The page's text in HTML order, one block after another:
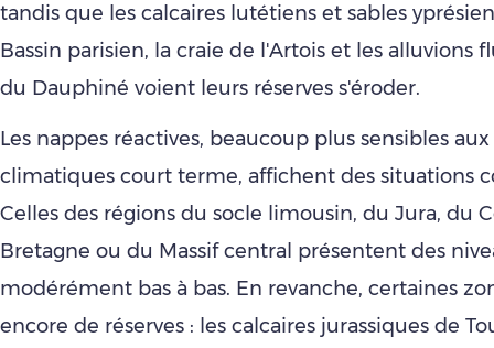
tandis que les calcaires lutétiens et sables
Bassin parisien, la craie de l'Artois et les alluvions
du Dauphiné voient leurs réserves s'éroder.
Les nappes réactives, beaucoup plus sensibles
climatiques court terme, affichent des situations
Celles des régions du socle limousin, du Jura, du
Bretagne ou du Massif central présentent des
modérément bas à bas. En revanche, certaines
encore de réserves : les calcaires jurassiques de